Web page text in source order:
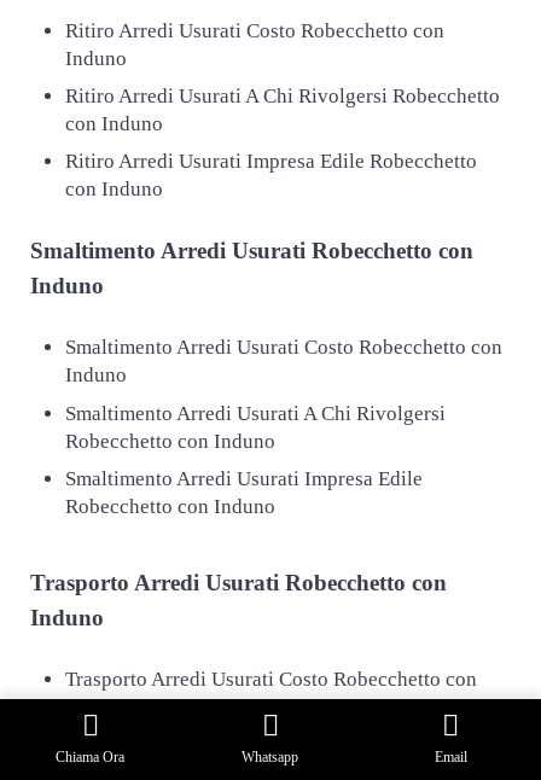
Ritiro Arredi Usurati Costo Robecchetto con
Induno
Ritiro Arredi Usurati A Chi Rivolgersi Robecchetto
con Induno
Ritiro Arredi Usurati Impresa Edile Robecchetto
con Induno
Smaltimento Arredi Usurati Robecchetto con
Induno
Smaltimento Arredi Usurati Costo Robecchetto con
Induno
Smaltimento Arredi Usurati A Chi Rivolgersi
Robecchetto con Induno
Smaltimento Arredi Usurati Impresa Edile
Robecchetto con Induno
Trasporto Arredi Usurati Robecchetto con
Induno
Trasporto Arredi Usurati Costo Robecchetto con
Induno
Trasporto Arredi Usurati A Chi Rivolgersi
Chiama Ora Whatsapp Email